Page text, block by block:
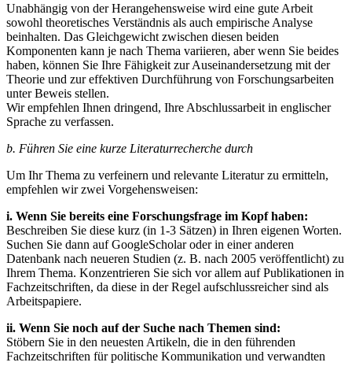
Unabhängig von der Herangehensweise wird eine gute Arbeit
sowohl theoretisches Verständnis als auch empirische Analyse
beinhalten. Das Gleichgewicht zwischen diesen beiden
Komponenten kann je nach Thema variieren, aber wenn Sie beides
haben, können Sie Ihre Fähigkeit zur Auseinandersetzung mit der
Theorie und zur effektiven Durchführung von Forschungsarbeiten
unter Beweis stellen.
Wir empfehlen Ihnen dringend, Ihre Abschlussarbeit in englischer
Sprache zu verfassen.
b. Führen Sie eine kurze Literaturrecherche durch
Um Ihr Thema zu verfeinern und relevante Literatur zu ermitteln,
empfehlen wir zwei Vorgehensweisen:
i. Wenn Sie bereits eine Forschungsfrage im Kopf haben:
Beschreiben Sie diese kurz (in 1-3 Sätzen) in Ihren eigenen Worten.
Suchen Sie dann auf GoogleScholar oder in einer anderen
Datenbank nach neueren Studien (z. B. nach 2005 veröffentlicht) zu
Ihrem Thema. Konzentrieren Sie sich vor allem auf Publikationen in
Fachzeitschriften, da diese in der Regel aufschlussreicher sind als
Arbeitspapiere.
ii. Wenn Sie noch auf der Suche nach Themen sind:
Stöbern Sie in den neuesten Artikeln, die in den führenden
Fachzeitschriften für politische Kommunikation und verwandten